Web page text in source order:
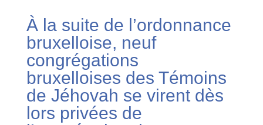
À la suite de l’ordonnance
bruxelloise, neuf
congrégations
bruxelloises des Témoins
de Jéhovah se virent dès
lors privées de